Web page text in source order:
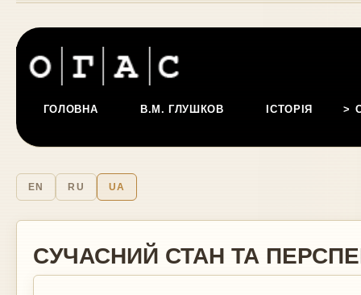
ГОЛОВНА В.М. ГЛУШКОВ ІСТОРІЯ
EN RU UA
СУЧАСНИЙ СТАН ТА